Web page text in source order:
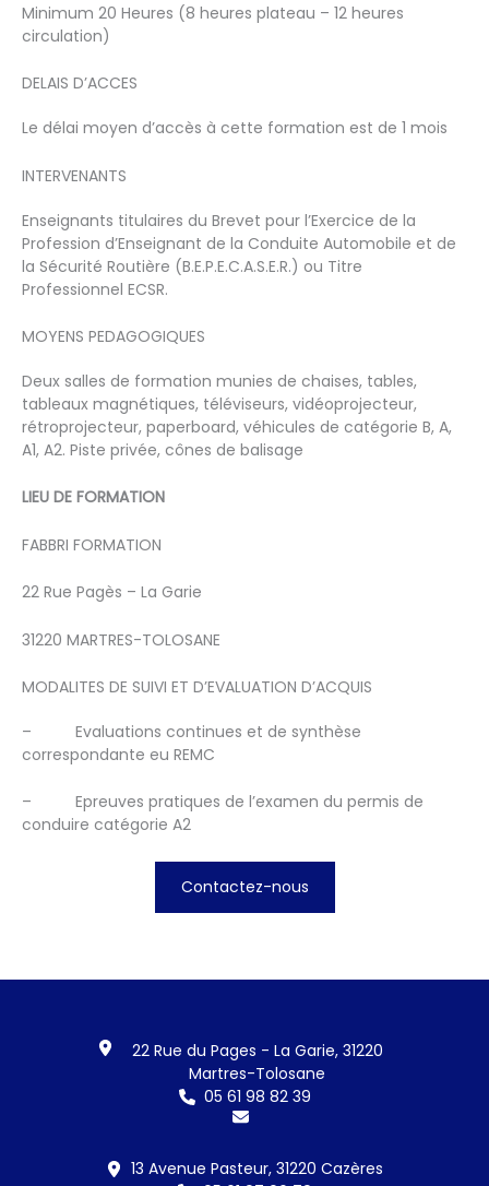
Minimum 20 Heures (8 heures plateau – 12 heures
circulation)
DELAIS D’ACCES
Le délai moyen d’accès à cette formation est de 1 mois
INTERVENANTS
Enseignants titulaires du Brevet pour l’Exercice de la
Profession d’Enseignant de la Conduite Automobile et de
la Sécurité Routière (B.E.P.E.C.A.S.E.R.) ou Titre
Professionnel ECSR.
MOYENS PEDAGOGIQUES
Deux salles de formation munies de chaises, tables,
tableaux magnétiques, téléviseurs, vidéoprojecteur,
rétroprojecteur, paperboard, véhicules de catégorie B, A,
A1, A2. Piste privée, cônes de balisage
LIEU DE FORMATION
FABBRI FORMATION
22 Rue Pagès – La Garie
31220 MARTRES-TOLOSANE
MODALITES DE SUIVI ET D’EVALUATION D’ACQUIS
–
Evaluations continues et de synthèse
correspondante eu REMC
–
Epreuves pratiques de l’examen du permis de
conduire catégorie A2
Contactez-nous
22 Rue du Pages - La Garie, 31220
Martres-Tolosane
05 61 98 82 39
13 Avenue Pasteur, 31220 Cazères